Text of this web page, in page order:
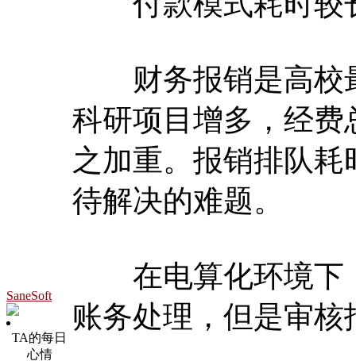
SaneSoft
TA的每日
心情
财务报销是高校
科研项目增多，经
之加重。报销排队
待解决的难题。
在电算化环境下
账务处理，但是审